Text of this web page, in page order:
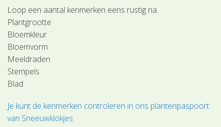
Loop een aantal kenmerken eens rustig na.
Plantgrootte
Bloemkleur
Bloemvorm
Meeldraden
Stempels
Blad
Je kunt de kenmerken controleren in ons plantenpaspoort
van Sneeuwklokjes